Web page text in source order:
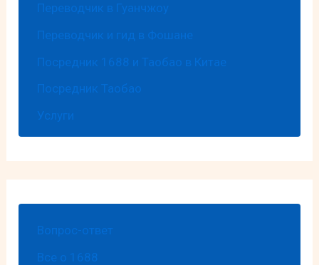
Переводчик в Гуанчжоу
Переводчик и гид в Фошане
Посредник 1688 и Таобао в Китае
Посредник Таобао
Услуги
Вопрос-ответ
Все о 1688